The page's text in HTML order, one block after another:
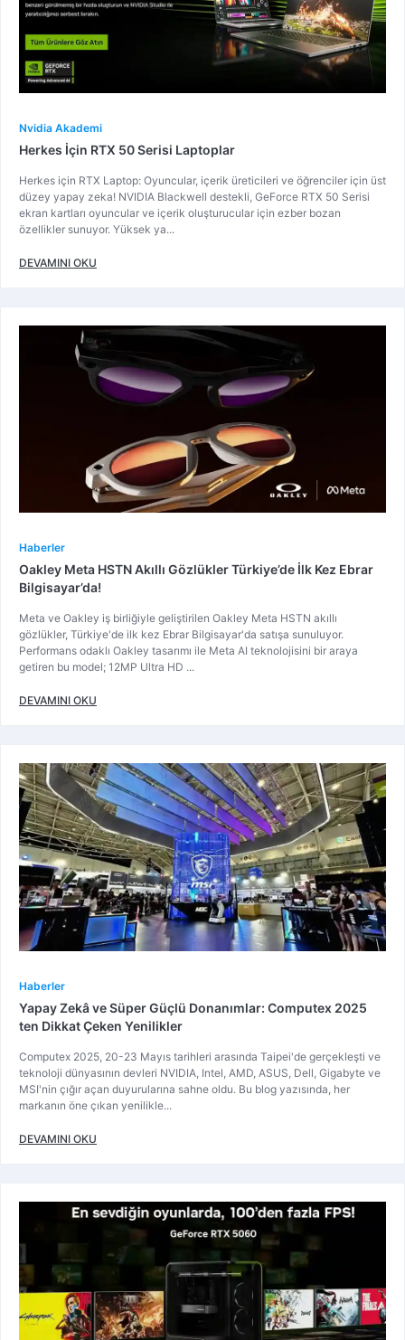
Nvidia Akademi
Herkes İçin RTX 50 Serisi Laptoplar
Herkes için RTX Laptop: Oyuncular, içerik üreticileri ve öğrenciler için üst
düzey yapay zeka! NVIDIA Blackwell destekli, GeForce RTX 50 Serisi
ekran kartları oyuncular ve içerik oluşturucular için ezber bozan
özellikler sunuyor. Yüksek ya...
DEVAMINI OKU
Haberler
Oakley Meta HSTN Akıllı Gözlükler Türkiye’de İlk Kez Ebrar
Bilgisayar’da!
Meta ve Oakley iş birliğiyle geliştirilen Oakley Meta HSTN akıllı
gözlükler, Türkiye'de ilk kez Ebrar Bilgisayar'da satışa sunuluyor.
Performans odaklı Oakley tasarımı ile Meta AI teknolojisini bir araya
getiren bu model; 12MP Ultra HD ...
DEVAMINI OKU
Haberler
Yapay Zekâ ve Süper Güçlü Donanımlar: Computex 2025
ten Dikkat Çeken Yenilikler
Computex 2025, 20-23 Mayıs tarihleri arasında Taipei'de gerçekleşti ve
teknoloji dünyasının devleri NVIDIA, Intel, AMD, ASUS, Dell, Gigabyte ve
MSI'nin çığır açan duyurularına sahne oldu. Bu blog yazısında, her
markanın öne çıkan yenilikle...
DEVAMINI OKU